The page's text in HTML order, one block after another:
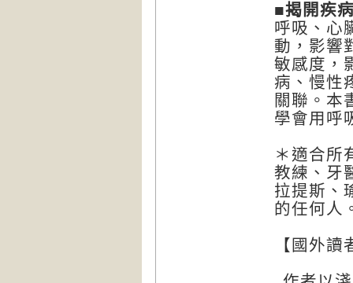
■揭開疾
呼吸、心
動，影響
敏感度，
病、慢性
關聯。本
學會用呼
＊適合所
教練、牙
拉提斯、
的任何人
【國外